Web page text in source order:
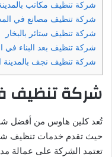
شركة تنظيف مكاتب
شركة تنظيف مصانع في
شركة تنظيف ستائر بالبخار
شركة تنظيف بعد البناء في
شركة تنظيف نجف بالمدينة
شركة تنظيف
تُعد كلين هاوس من أفضل
حيث تقدم خدمات تنظيف
تعتمد الشركة على عمالة